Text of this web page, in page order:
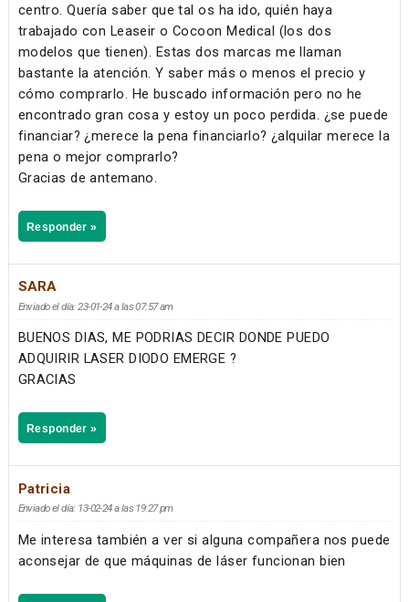
centro. Quería saber que tal os ha ido, quién haya
trabajado con Leaseir o Cocoon Medical (los dos
modelos que tienen). Estas dos marcas me llaman
bastante la atención. Y saber más o menos el precio y
cómo comprarlo. He buscado información pero no he
encontrado gran cosa y estoy un poco perdida. ¿se puede
financiar? ¿merece la pena financiarlo? ¿alquilar merece la
pena o mejor comprarlo?
Gracias de antemano.
Responder »
SARA
Enviado el día: 23-01-24 a las 07:57 am
BUENOS DIAS, ME PODRIAS DECIR DONDE PUEDO
ADQUIRIR LASER DIODO EMERGE ?
GRACIAS
Responder »
Patricia
Enviado el día: 13-02-24 a las 19:27 pm
Me interesa también a ver si alguna compañera nos puede
aconsejar de que máquinas de láser funcionan bien